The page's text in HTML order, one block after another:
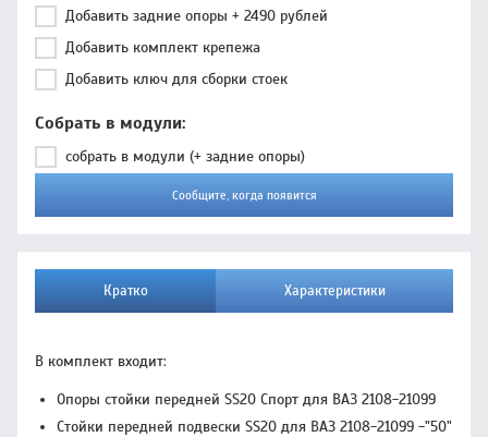
Добавить задние опоры + 2490 рублей
Добавить комплект крепежа
Добавить ключ для сборки стоек
Собрать в модули
собрать в модули (+ задние опоры)
Сообщите, когда появится
Кратко Характеристики
В комплект входит:
Опоры стойки передней SS20 Спорт для ВАЗ 2108-21099
Стойки передней подвески SS20 для ВАЗ 2108-21099 -"50"